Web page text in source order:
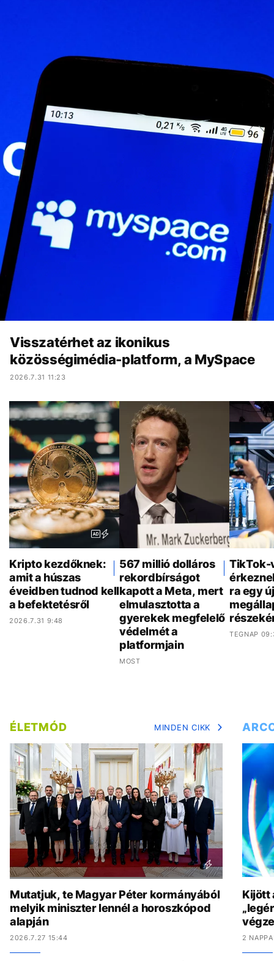
Visszatérhet az ikonikus
közösségimédia-platform, a MySpace
2026.7.31 11:23
Kripto kezdőknek:
amit a húszas
éveidben tudnod kell
a befektetésről
2026.7.31 9:48
567 millió dolláros
rekordbírságot
kapott a Meta, mert
elmulasztotta a
gyerekek megfelelő
védelmét a
platformjain
MOST
TikTok-
ra egy új
TEGNAP
ÉLETMÓD MINDEN CIKK
Mutatjuk, te Magyar Péter kormányából
melyik miniszter lennél a horoszkópod
alapján
2026.7.27 15:44
Kijött
2